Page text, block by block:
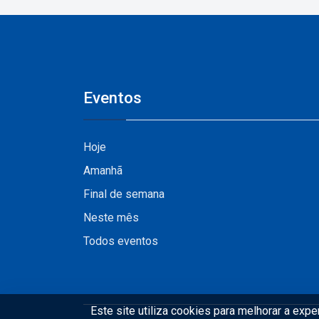
Vale do Pinhão
Este site utiliza cookies para melhorar a
Eventos
Hoje
Amanhã
Final de semana
Neste mês
Todos eventos